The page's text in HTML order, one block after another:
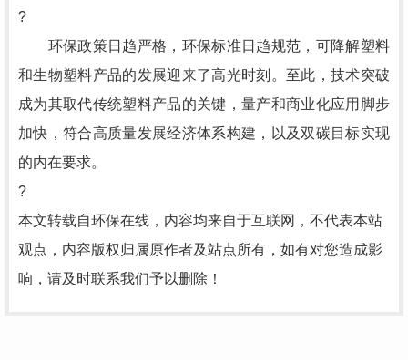
?
环保政策日趋严格，环保标准日趋规范，可降解塑料
和生物塑料产品的发展迎来了高光时刻。至此，技术突破
成为其取代传统塑料产品的关键，量产和商业化应用脚步
加快，符合高质量发展经济体系构建，以及双碳目标实现
的内在要求。
?
本文转载自环保在线，内容均来自于互联网，不代表本站
观点，内容版权归属原作者及站点所有，如有对您造成影
响，请及时联系我们予以删除！